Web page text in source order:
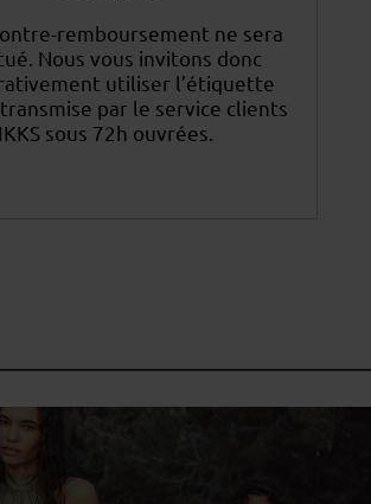
remboursement ne sera
Nous vous invitons donc
utiliser l’étiquette
par le service clients
IKKS sous 72h ouvrées.